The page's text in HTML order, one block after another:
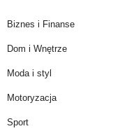
Biznes i Finanse
Dom i Wnętrze
Moda i styl
Motoryzacja
Sport